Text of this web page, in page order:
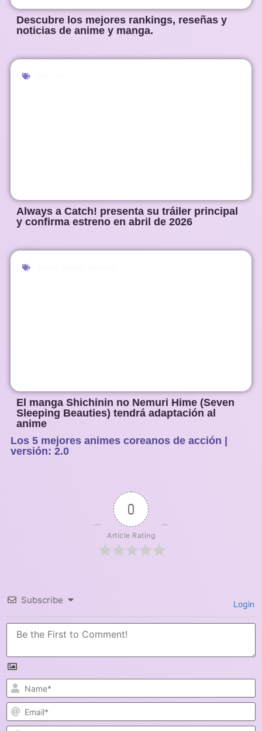
Descubre los mejores rankings, reseñas y
noticias de anime y manga.
Always a Catch! presenta su tráiler principal
y confirma estreno en abril de 2026
El manga Shichinin no Nemuri Hime (Seven
Sleeping Beauties) tendrá adaptación al
anime
Los 5 mejores animes coreanos de acción |
versión: 2.0
0
Article Rating
Subscribe Login